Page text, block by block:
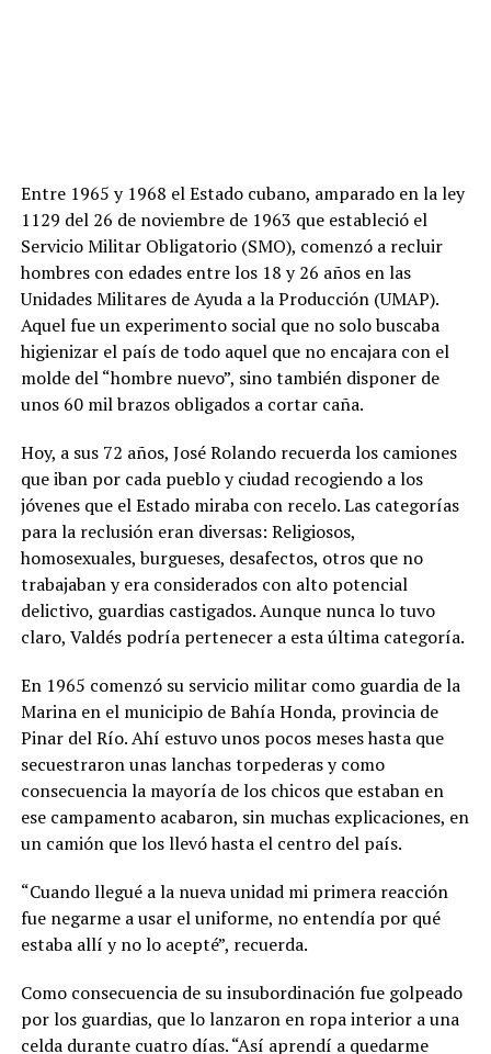
Entre 1965 y 1968 el Estado cubano, amparado en la ley
1129 del 26 de noviembre de 1963 que estableció el
Servicio Militar Obligatorio (SMO), comenzó a recluir
hombres con edades entre los 18 y 26 años en las
Unidades Militares de Ayuda a la Producción (UMAP).
Aquel fue un experimento social que no solo buscaba
higienizar el país de todo aquel que no encajara con el
molde del “hombre nuevo”, sino también disponer de
unos 60 mil brazos obligados a cortar caña.
Hoy, a sus 72 años, José Rolando recuerda los camiones
que iban por cada pueblo y ciudad recogiendo a los
jóvenes que el Estado miraba con recelo. Las categorías
para la reclusión eran diversas: Religiosos,
homosexuales, burgueses, desafectos, otros que no
trabajaban y era considerados con alto potencial
delictivo, guardias castigados. Aunque nunca lo tuvo
claro, Valdés podría pertenecer a esta última categoría.
En 1965 comenzó su servicio militar como guardia de la
Marina en el municipio de Bahía Honda, provincia de
Pinar del Río. Ahí estuvo unos pocos meses hasta que
secuestraron unas lanchas torpederas y como
consecuencia la mayoría de los chicos que estaban en
ese campamento acabaron, sin muchas explicaciones, en
un camión que los llevó hasta el centro del país.
“Cuando llegué a la nueva unidad mi primera reacción
fue negarme a usar el uniforme, no entendía por qué
estaba allí y no lo acepté”, recuerda.
Como consecuencia de su insubordinación fue golpeado
por los guardias, que lo lanzaron en ropa interior a una
celda durante cuatro días. “Así aprendí a quedarme